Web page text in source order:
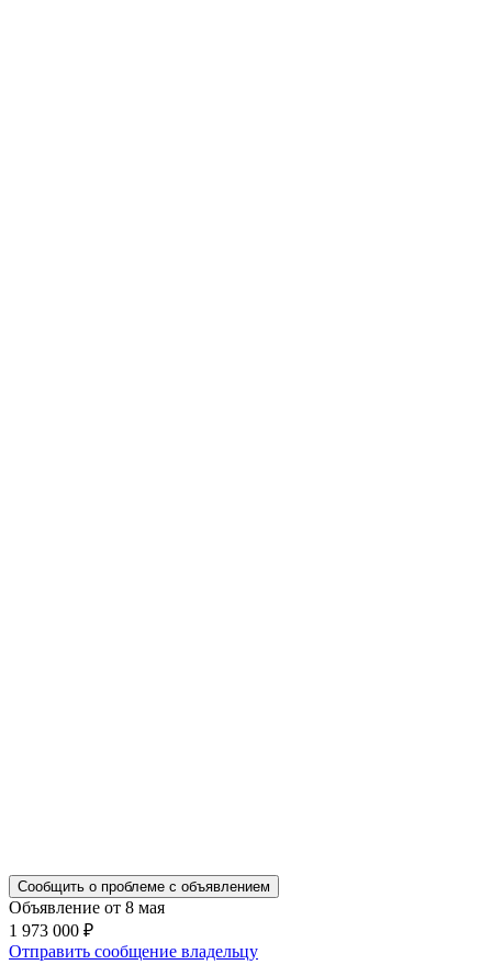
Сообщить о проблеме с объявлением
Объявление от 8 мая
1 973 000 ₽
Отправить сообщение владельцу